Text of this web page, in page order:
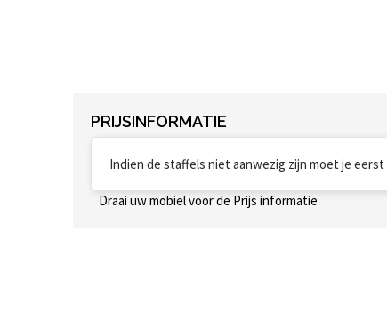
PRIJSINFORMATIE
Indien de staffels niet aanwezig zijn moet je
Draai uw mobiel voor de Prijs informatie